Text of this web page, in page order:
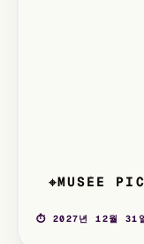
⌖MUSÉE
⏱ 2027년 12월 31일